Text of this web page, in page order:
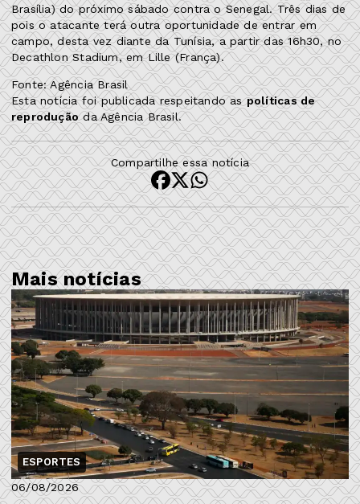
Brasília) do próximo sábado contra o Senegal. Três dias de
pois o atacante terá outra oportunidade de entrar em
campo, desta vez diante da Tunísia, a partir das 16h30, no
Decathlon Stadium, em Lille (França).
Fonte: Agência Brasil
Esta notícia foi publicada respeitando aspolíticas de
reproduçãoda Agência Brasil.
Compartilhe essa notícia
Mais notícias
ESPORTES
06/08/2026